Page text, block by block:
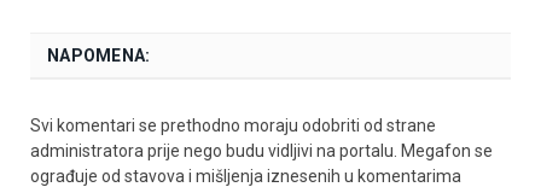
NAPOMENA:
Svi komentari se prethodno moraju odobriti od strane
administratora prije nego budu vidljivi na portalu. Megafon se
ograđuje od stavova i mišljenja iznesenih u komentarima